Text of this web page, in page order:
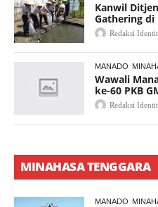
Kanwil
Gathering di
Redaksi
MANADO
Wawali
ke-60 PKB
Redaksi
MINAHASA TENGGARA
MANADO